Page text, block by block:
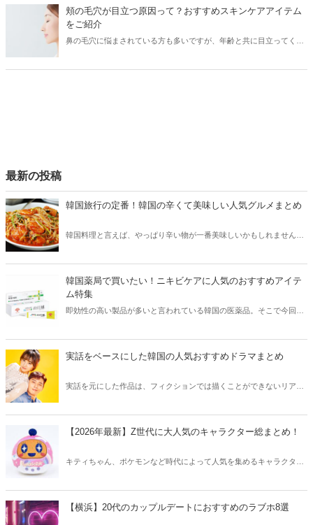
の人気リップクリームをご紹介します♪
頬の毛穴が目立つ原因って？おすすめスキンケアアイテム
をご紹介
鼻の毛穴に悩まされている方も多いですが、年齢と共に目立ってくる
すめのスキンケアアイテムなどをご紹介します！
最新の投稿
韓国旅行の定番！韓国の辛くて美味しい人気グルメまとめ
韓国料理と言えば、やっぱり辛い物が一番美味しいかもしれません。
きな方はもちろん、体験したことのないような辛さに挑戦してみたい
方も必見です。
韓国薬局で買いたい！ニキビケアに人気のおすすめアイテ
ム特集
即効性の高い製品が多いと言われている韓国の医薬品。そこで今回は
入できるニキビケアにおすすめのアイテムをチェックしてみましょ
う。
実話をベースにした韓国の人気おすすめドラマまとめ
実話を元にした作品は、フィクションでは描くことができないリアル
マをご紹介します。
【2026年最新】Z世代に大人気のキャラクター総まとめ！
キティちゃん、ポケモンなど時代によって人気を集めるキャラクター
紹介！2026年の今、巷で流行っているキャラクターをまとめてチェッ
クしてみましょう。
【横浜】20代のカップルデートにおすすめのラブホ8選